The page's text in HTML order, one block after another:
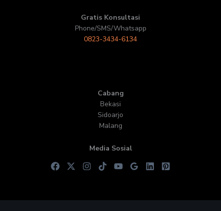
Gratis Konsultasi
Phone/SMS/Whatsapp
0823-3434-6134
Cabang
Bekasi
Sidoarjo
Malang
Media Sosial